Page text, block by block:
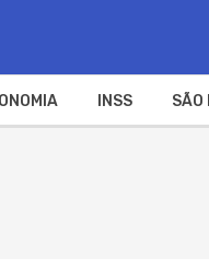
INSS SÃO